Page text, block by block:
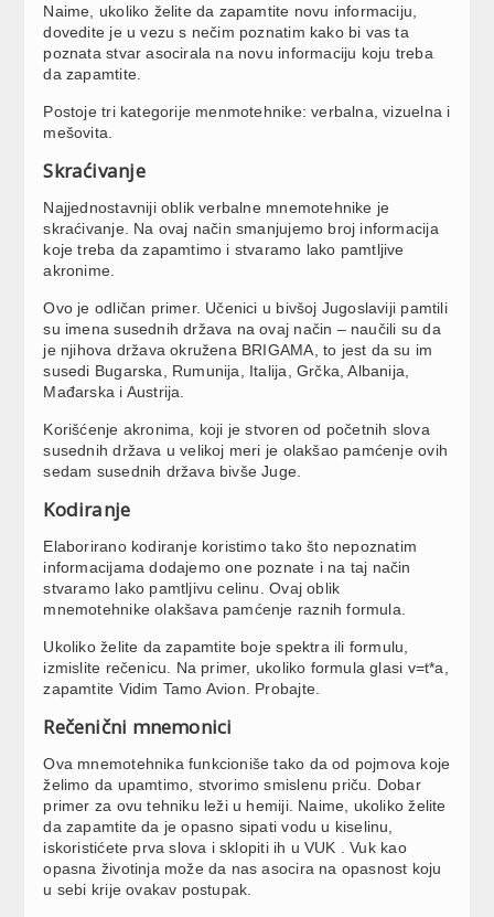
Naime, ukoliko želite da zapamtite novu informaciju,
dovedite je u vezu s nečim poznatim kako bi vas ta
poznata stvar asocirala na novu informaciju koju treba
da zapamtite.
Postoje tri kategorije menmotehnike: verbalna, vizuelna i
mešovita.
Skraćivanje
Najjednostavniji oblik verbalne mnemotehnike je
skraćivanje. Na ovaj način smanjujemo broj informacija
koje treba da zapamtimo i stvaramo lako pamtljive
akronime.
Ovo je odličan primer. Učenici u bivšoj Jugoslaviji pamtili
su imena susednih država na ovaj način – naučili su da
je njihova država okružena BRIGAMA, to jest da su im
susedi Bugarska, Rumunija, Italija, Grčka, Albanija,
Mađarska i Austrija.
Korišćenje akronima, koji je stvoren od početnih slova
susednih država u velikoj meri je olakšao pamćenje ovih
sedam susednih država bivše Juge.
Kodiranje
Elaborirano kodiranje koristimo tako što nepoznatim
informacijama dodajemo one poznate i na taj način
stvaramo lako pamtljivu celinu. Ovaj oblik
mnemotehnike olakšava pamćenje raznih formula.
Ukoliko želite da zapamtite boje spektra ili formulu,
izmislite rečenicu. Na primer, ukoliko formula glasi v=t*a,
zapamtite Vidim Tamo Avion. Probajte.
Rečenični mnemonici
Ova mnemotehnika funkcioniše tako da od pojmova koje
želimo da upamtimo, stvorimo smislenu priču. Dobar
primer za ovu tehniku leži u hemiji. Naime, ukoliko želite
da zapamtite da je opasno sipati vodu u kiselinu,
iskoristićete prva slova i sklopiti ih u VUK . Vuk kao
opasna životinja može da nas asocira na opasnost koju
u sebi krije ovakav postupak.